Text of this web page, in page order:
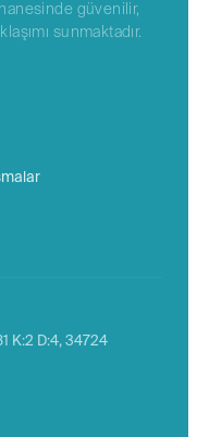
güvenilir,
sunmaktadır.
K:2 D:4, 34724